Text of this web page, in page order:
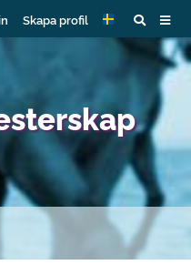
Skapa profil